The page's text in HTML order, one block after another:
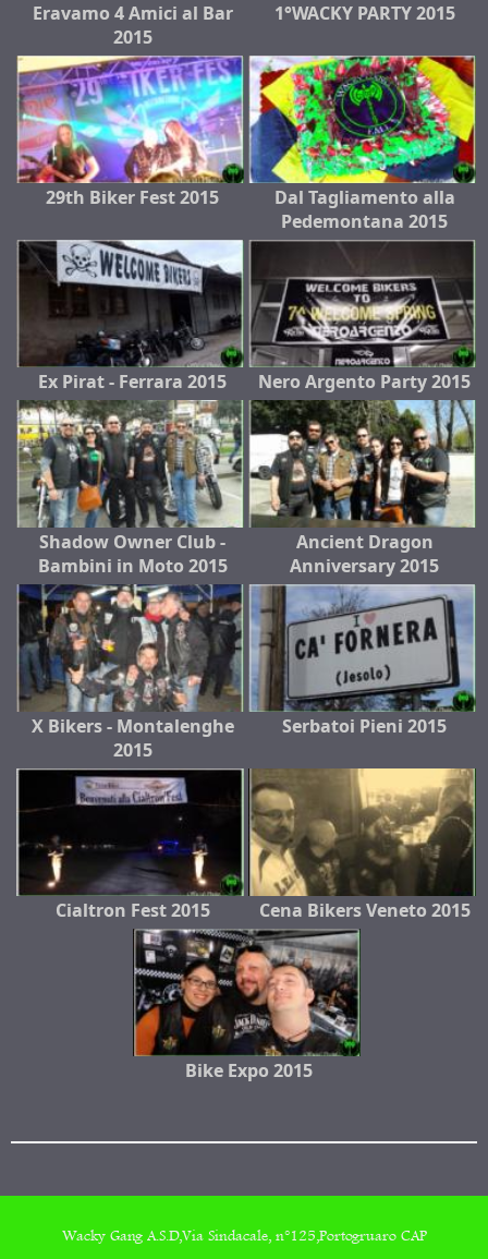
Eravamo 4 Amici al Bar
2015
1°WACKY PARTY 2015
29th Biker Fest 2015
Dal Tagliamento alla
Pedemontana 2015
Ex Pirat - Ferrara 2015 Nero Argento Party 2015
Shadow Owner Club -
Bambini in Moto 2015
Ancient Dragon
Anniversary 2015
X Bikers - Montalenghe
2015
Serbatoi Pieni 2015
Cialtron Fest 2015 Cena Bikers Veneto 2015
Bike Expo 2015
Wacky Gang A.S.D,Via Sindacale, n°125,Portogruaro CAP